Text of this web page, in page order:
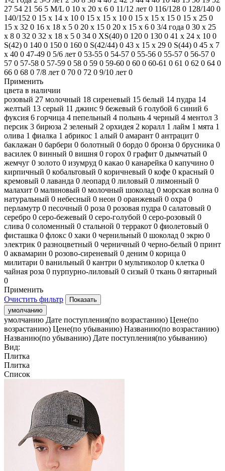
27 54 21 56 5 M/L 0 10 х 20 х 6 0 11/12 лет 0 116/128 0 128/140 0
140/152 0 15 х 14 х 10 0 15 х 15 х 10 0 15 х 15 х 15 0 15 х 25 0
15 х 32 0 16 х 18 х 5 0 20 x 15 0 20 х 15 х 6 0 3/4 года 0 30 х 25
х 8 0 32 0 32 х 18 х 5 0 34 0 XS(40) 0 120 0 130 0 41 х 24 х 10 0
S(42) 0 140 0 150 0 160 0 S(42/44) 0 43 х 15 х 29 0 S(44) 0 45 х 7
х 40 0 47-49 0 5/6 лет 0 53-55 0 54-57 0 55-56 0 55-57 0 56-57 0
57 0 57-58 0 57-59 0 58 0 59 0 59-60 0 60 0 60-61 0 61 0 62 0 64 0
66 0 68 0 7/8 лет 0 70 0 72 0 9/10 лет 0
Применить
цвета в наличии
розовый 27 молочный 18 сиреневый 15 белый 14 пудра 14
желтый 13 серый 11 джинс 9 бежевый 6 голубой 6 синий 6
фуксия 6 горчица 4 пепельный 4 полынь 4 черный 4 ментол 3
персик 3 бирюза 2 зеленый 2 орхидея 2 коралл 1 лайм 1 мята 1
олива 1 фиалка 1 абрикос 1 алый 0 амарант 0 антрацит 0
баклажан 0 барбери 0 болотный 0 бордо 0 бронза 0 брусника 0
василек 0 винный 0 вишня 0 горох 0 графит 0 дымчатый 0
жемчуг 0 золото 0 изумруд 0 какао 0 канарейка 0 капучино 0
кирпичный 0 кобальтовый 0 коричневый 0 кофе 0 красный 0
кремовый 0 лаванда 0 леопард 0 лиловый 0 лимонный 0
малахит 0 малиновый 0 молочный шоколад 0 морская волна 0
натуральный 0 небесный 0 неон 0 оранжевый 0 охра 0
перламутр 0 песочный 0 роза 0 розовая пудра 0 салатовый 0
серебро 0 серо-бежевый 0 серо-голубой 0 серо-розовый 0
слива 0 соломенный 0 стальной 0 терракот 0 фиолетовый 0
фисташка 0 флокс 0 хаки 0 чернильный 0 шоколад 0 экрю 0
электрик 0 разноцветный 0 черничный 0 черно-белый 0 принт
0 аквамарин 0 розово-сиреневый 0 деним 0 корица 0
милитари 0 ванильный 0 кантри 0 мультиколор 0 клетка 0
чайная роза 0 пурпурно-лиловый 0 сизый 0 ткань 0 янтарный
0
Применить
Очистить фильтр
умолчанию
умолчанию Дате поступления(по возрастанию) Цене(по
возрастанию) Цене(по убыванию) Названию(по возрастанию)
Названию(по убыванию) Дате поступления(по убыванию)
Вид:
Плитка
Плитка
Список